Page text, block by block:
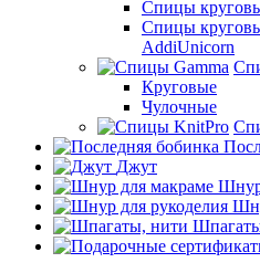
Спицы
Спицы
AddiUnicorn
Круговые
Чулочные
Джут
Шнур